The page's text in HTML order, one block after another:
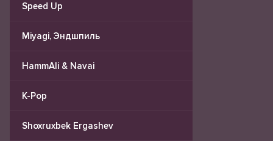
Speed Up
Miyagi, Эндшпиль
HammAli & Navai
K-Pop
Shoxruxbek Ergashev